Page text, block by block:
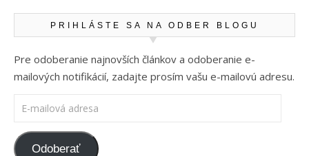
PRIHLÁSTE SA NA ODBER BLOGU
Pre odoberanie najnovších článkov a odoberanie e-
mailových notifikácií, zadajte prosím vašu e-mailovú adresu.
E-mailová adresa
Odoberať